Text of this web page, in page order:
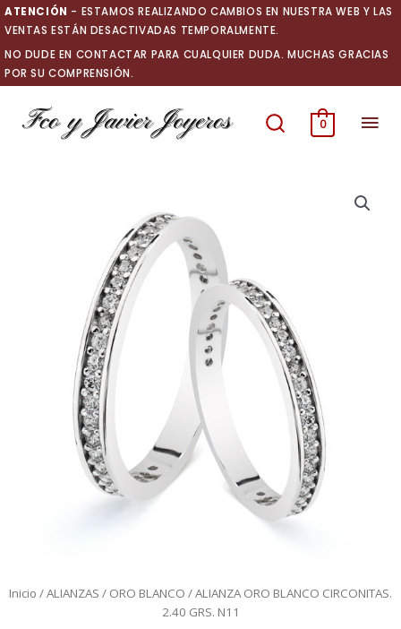
Ir
al
contenido
ATENCIÓN - ESTAMOS REALIZANDO CAMBIOS EN NUESTRA WEB Y LAS
VENTAS ESTÁN DESACTIVADAS TEMPORALMENTE.
NO DUDE EN CONTACTAR PARA CUALQUIER DUDA. MUCHAS GRACIAS
POR SU COMPRENSIÓN.
0
Inicio /ALIANZAS / ORO BLANCO / ALIANZA ORO BLANCO CIRCONITAS.
2.40 GRS. N11